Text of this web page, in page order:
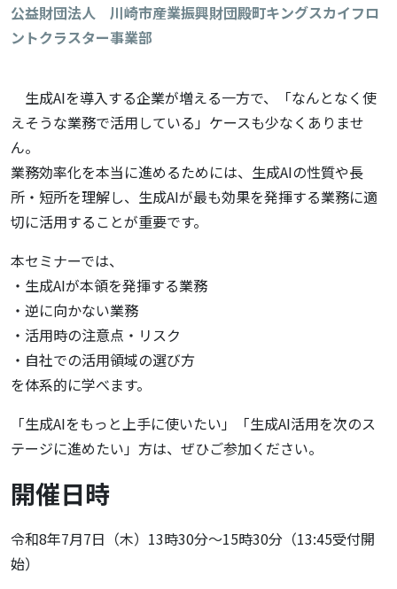
公益財団法人 川崎市産業振興財団殿町キングスカイフロ
ントクラスター事業部
生成AIを導入する企業が増える一方で、「なんとなく使
えそうな業務で活用している」ケースも少なくありませ
ん。
業務効率化を本当に進めるためには、生成AIの性質や長
所・短所を理解し、生成AIが最も効果を発揮する業務に適
切に活用することが重要です。
本セミナーでは、
・生成AIが本領を発揮する業務
・逆に向かない業務
・活用時の注意点・リスク
・自社での活用領域の選び方
を体系的に学べます。
「生成AIをもっと上手に使いたい」「生成AI活用を次のス
テージに進めたい」方は、ぜひご参加ください。
開催日時
令和8年7月7日（木）13時30分～15時30分（13:45受付開
始）